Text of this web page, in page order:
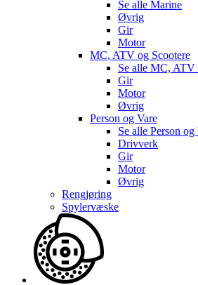
Se alle Marine
Øvrig
Gir
Motor
MC, ATV og Scootere
Se alle MC, ATV
Gir
Motor
Øvrig
Person og Vare
Se alle Person og
Drivverk
Gir
Motor
Øvrig
Rengjøring
Spylervæske